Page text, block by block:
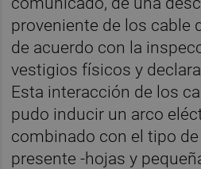
proveniente de los cable
de acuerdo con la
vestigios físicos y
Esta interacción de los
pudo inducir un arco
combinado con el tipo
presente -hojas y